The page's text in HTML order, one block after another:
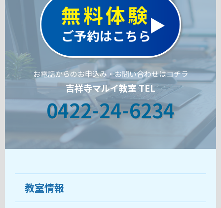
無料体験
ご予約はこちら
お電話からのお申込み・お問い合わせはコチラ
吉祥寺マルイ教室 TEL
0422-24-6234
教室情報